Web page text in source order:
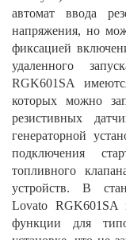
автомат ввода
напряжения, но
фиксацией
удаленного
RGK601SA
которых можно
резистивных
генераторной
подключения
топливного
устройств. В
Lovato
функции для